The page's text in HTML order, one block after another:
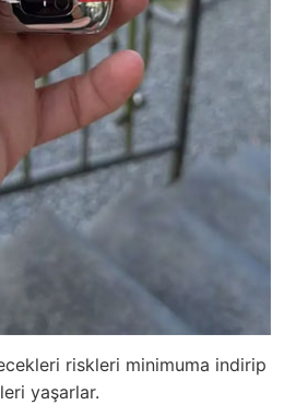
riskleri minimuma indirip
yaşarlar.